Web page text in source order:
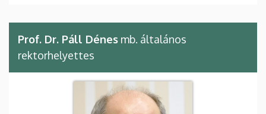
Prof. Dr. Páll Dénes mb. általános
rektorhelyettes